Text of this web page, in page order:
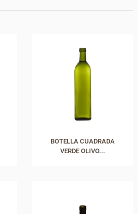
BOTELLA CUADRADA
VERDE OLIVO...